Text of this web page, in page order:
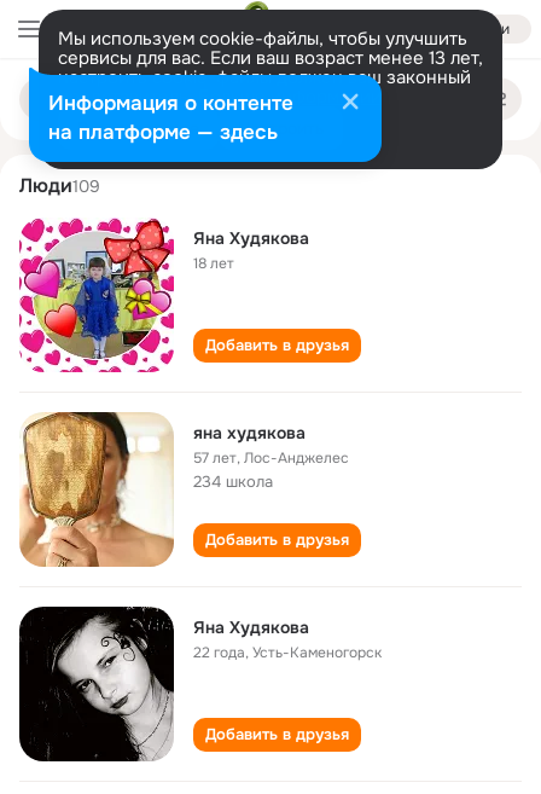
Войти
Мы используем cookie-файлы, чтобы улучшить
сервисы для вас. Если ваш возраст менее 13 лет,
настроить cookie-файлы должен ваш законный
представитель. Больше информации
Разрешить все Настроить
Поиск
людям
yana khudyakova
Люди109
Яна Худякова
18 лет
Добавить в друзья
яна худякова
57 лет,Лос-Анджелес
234 школа
Добавить в друзья
Яна Худякова
22 года,Усть-Каменогорск
Добавить в друзья
Информация о контенте
на платформе — здесь